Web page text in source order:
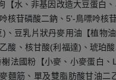
水、非基因改造大豆蛋白
苷磷酸二鈉、5'-鳥嘌呤核
豆乳片狀丹麥用油【植物
、核甘酸(利福達)、琥珀
法國粉【小麥、小麥蛋白
筋、單及雙脂肪酸甘油